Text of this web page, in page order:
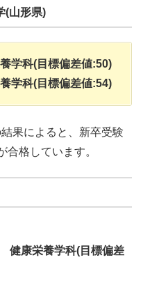
(山形県)
学科(目標偏差値:50)
学科(目標偏差値:54)
果によると、新卒受験
格しています。
健康栄養学科(目標偏差